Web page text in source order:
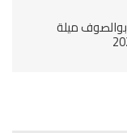
ميلة